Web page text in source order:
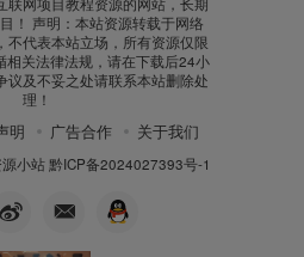
！ 声明：本站资源转载于网络
不代表本站立场，所有资源仅限
相关法律法规，请在下载后24小
议及不妥之处请联系本站删除处
理！
明 广告合作 关于我们
源小站 黔ICP备2024027393号-1